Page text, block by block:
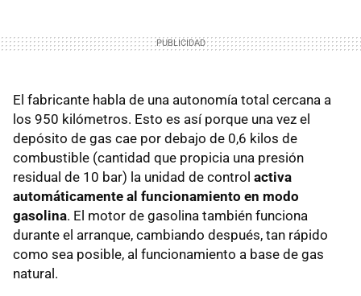
El fabricante habla de una autonomía total cercana a
los 950 kilómetros. Esto es así porque una vez el
depósito de gas cae por debajo de 0,6 kilos de
combustible (cantidad que propicia una presión
residual de 10 bar) la unidad de control activa
automáticamente al funcionamiento en modo
gasolina. El motor de gasolina también funciona
durante el arranque, cambiando después, tan rápido
como sea posible, al funcionamiento a base de gas
natural.